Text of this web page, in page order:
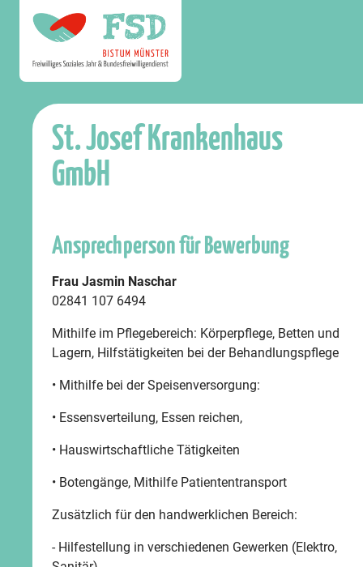
St. Josef Krankenhaus
GmbH
Ansprechperson für Bewerbung
Frau Jasmin Naschar
02841 107 6494
Mithilfe im Pflegebereich: Körperpflege, Betten und
Lagern, Hilfstätigkeiten bei der Behandlungspflege
• Mithilfe bei der Speisenversorgung:
• Essensverteilung, Essen reichen,
• Hauswirtschaftliche Tätigkeiten
• Botengänge, Mithilfe Patiententransport
Zusätzlich für den handwerklichen Bereich:
- Hilfestellung in verschiedenen Gewerken (Elektro,